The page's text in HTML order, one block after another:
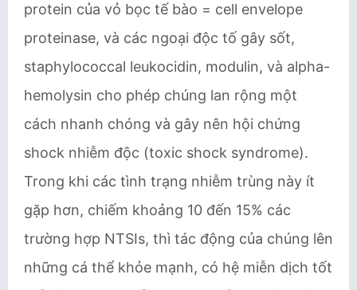
protein của vỏ bọc tế bào = cell envelope
proteinase, và các ngoại độc tố gây sốt,
staphylococcal leukocidin, modulin, và alpha-
hemolysin cho phép chúng lan rộng một
cách nhanh chóng và gây nên hội chứng
shock nhiễm độc (toxic shock syndrome).
Trong khi các tình trạng nhiễm trùng này ít
gặp hơn, chiếm khoảng ​10 đến 15% các
trường hợp NTSIs​, thì tác động của chúng lên
những cá thể khỏe mạnh, có hệ miễn dịch tốt